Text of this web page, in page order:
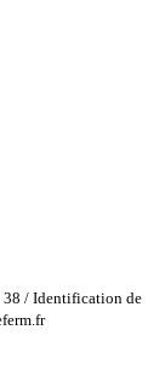
38 / Identification de